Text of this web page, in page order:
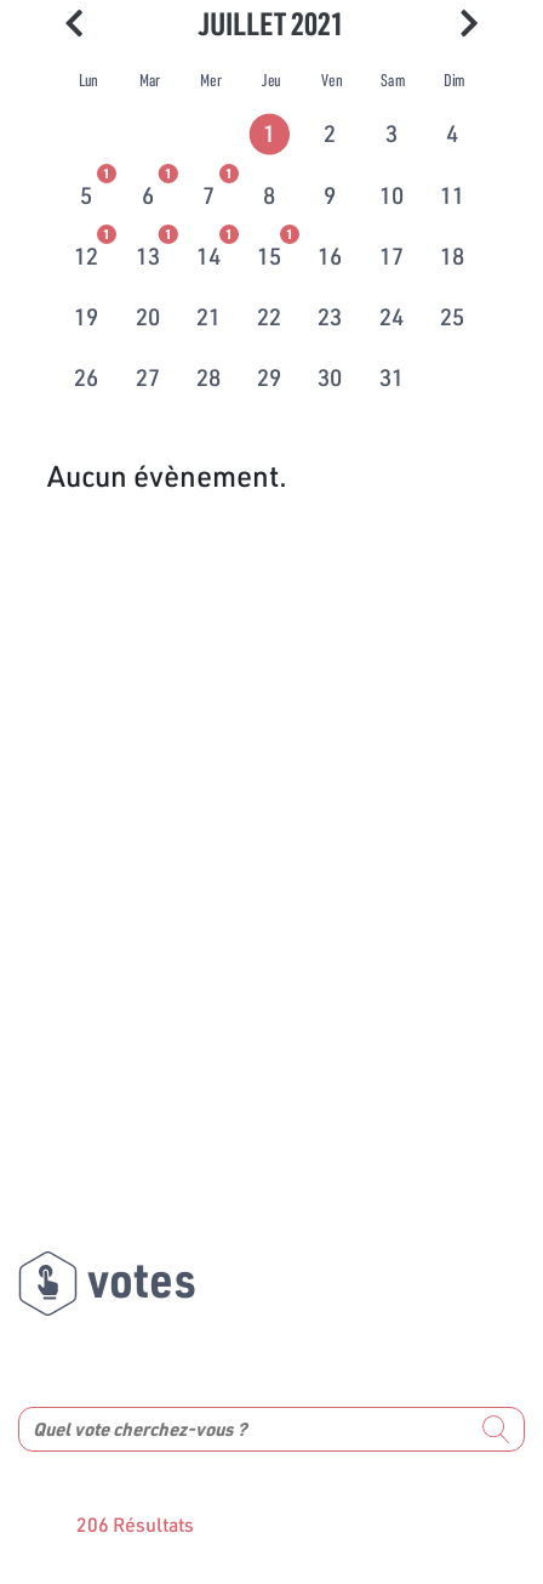
JUILLET 2021
Lun Mar Mer Jeu Ven Sam Dim
1 2 3 4
5
1
6
1
7
1
8 9 10 11
12
1
13
1
14
1
15
1
16 17 18
19 20 21 22 23 24 25
26 27 28 29 30 31
Aucun évènement.
votes
206 Résultats